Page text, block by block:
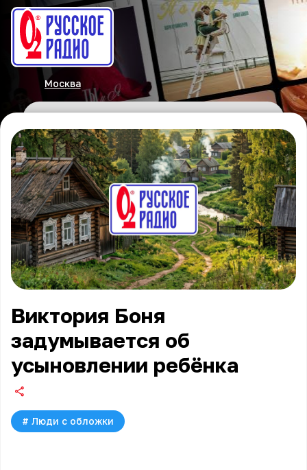
Москва
Виктория Боня
задумывается об
усыновлении ребёнка
# Люди с обложки